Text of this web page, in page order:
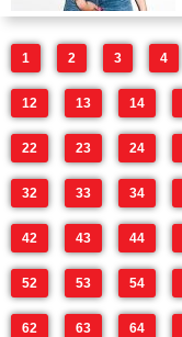
1 2 3 4
12 13 14
22 23 24
32 33 34
42 43 44
52 53 54
62 63 64